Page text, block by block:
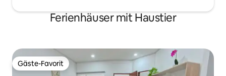
Ferienhäuser mit Haustier
Gäste-Favorit
Gäste-Favorit